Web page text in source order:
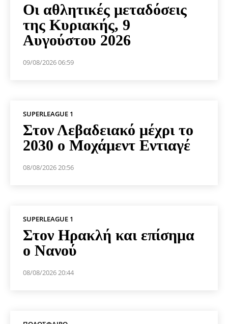
Οι αθλητικές μεταδόσεις
της Κυριακής, 9
Αυγούστου 2026
09/08/2026 06:59
SUPERLEAGUE 1
Στον Λεβαδειακό μέχρι το
2030 ο Μοχάμεντ Εντιαγέ
08/08/2026 20:56
SUPERLEAGUE 1
Στον Ηρακλή και επίσημα
ο Νανού
08/08/2026 20:44